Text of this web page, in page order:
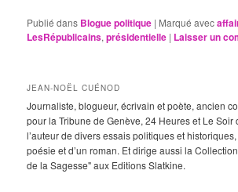
Publié dans Blogue politique | Marqué avec
LesRépublicains,présidentielle | Laisser un
JEAN-NOËL CUÉNOD
Journaliste, blogueur, écrivain et poète, ancien
pour la Tribune de Genève, 24 Heures et Le Soir
l’auteur de divers essais politiques et
poésie et d’un roman. Et dirige aussi la
de la Sagesse" aux Editions Slatkine.